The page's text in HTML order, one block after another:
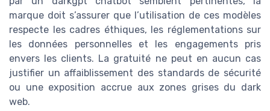
marque doit s’assurer que l’utilisation de ces modèles
respecte les cadres éthiques, les réglementations sur
les données personnelles et les engagements pris
envers les clients. La gratuité ne peut en aucun cas
justifier un affaiblissement des standards de sécurité
ou une exposition accrue aux zones grises du dark
web.